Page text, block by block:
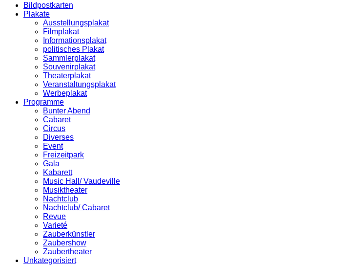
Bildpostkarten
Plakate
Ausstellungsplakat
Filmplakat
Informationsplakat
politisches Plakat
Sammlerplakat
Souvenirplakat
Theaterplakat
Veranstaltungsplakat
Werbeplakat
Programme
Bunter Abend
Cabaret
Circus
Diverses
Event
Freizeitpark
Gala
Kabarett
Music Hall/ Vaudeville
Musiktheater
Nachtclub
Nachtclub/ Cabaret
Revue
Varieté
Zauberkünstler
Zaubershow
Zaubertheater
Unkategorisiert